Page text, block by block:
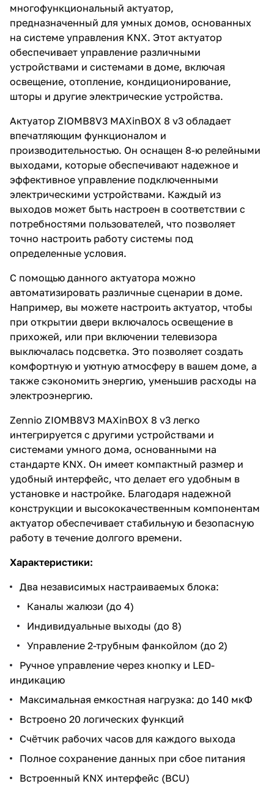
многофункциональный актуатор,
предназначенный для умных домов, основанных
на системе управления KNX. Этот актуатор
обеспечивает управление различными
устройствами и системами в доме, включая
освещение, отопление, кондиционирование,
шторы и другие электрические устройства.
Актуатор ZIOMB8V3 MAXinBOX 8 v3 обладает
впечатляющим функционалом и
производительностью. Он оснащен 8-ю релейными
выходами, которые обеспечивают надежное и
эффективное управление подключенными
электрическими устройствами. Каждый из
выходов может быть настроен в соответствии с
потребностями пользователей, что позволяет
точно настроить работу системы под
определенные условия.
С помощью данного актуатора можно
автоматизировать различные сценарии в доме.
Например, вы можете настроить актуатор, чтобы
при открытии двери включалось освещение в
прихожей, или при включении телевизора
выключалась подсветка. Это позволяет создать
комфортную и уютную атмосферу в вашем доме, а
также сэкономить энергию, уменьшив расходы на
электроэнергию.
Zennio ZIOMB8V3 MAXinBOX 8 v3 легко
интегрируется с другими устройствами и
системами умного дома, основанными на
стандарте KNX. Он имеет компактный размер и
удобный интерфейс, что делает его удобным в
установке и настройке. Благодаря надежной
конструкции и высококачественным компонентам
актуатор обеспечивает стабильную и безопасную
работу в течение долгого времени.
Характеристики:
Два независимых настраиваемых блока:
Каналы жалюзи (до 4)
Индивидуальные выходы (до 8)
Управление 2-трубным фанкойлом (до 2)
Ручное управление через кнопку и LED-
индикацию
Максимальная емкостная нагрузка: до 140 мкФ
Встроено 20 логических функций
Счётчик рабочих часов для каждого выхода
Полное сохранение данных при сбое питания
Встроенный KNX интерфейс (BCU)